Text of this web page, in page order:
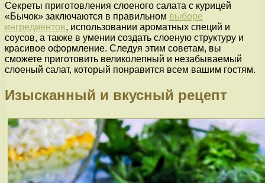
Секреты приготовления слоеного салата с курицей
«Бычок» заключаются в правильном выборе
ингредиентов, использовании ароматных специй и
соусов, а также в умении создать слоеную структуру и
красивое оформление. Следуя этим советам, вы
сможете приготовить великолепный и незабываемый
слоеный салат, который понравится всем вашим гостям.
Изысканный и вкусный рецепт